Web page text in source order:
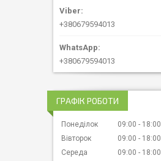
+380679594013
+380679594013
ГРАФІК РОБОТИ
Понеділок 09:00
18:00
Вівторок
09:00
18:00
Середа
09:00
18:00